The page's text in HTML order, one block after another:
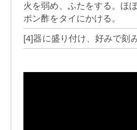
火を弱め、ふたをする。ほ
ポン酢をタイにかける。
[4]器に盛り付け、好みで刻